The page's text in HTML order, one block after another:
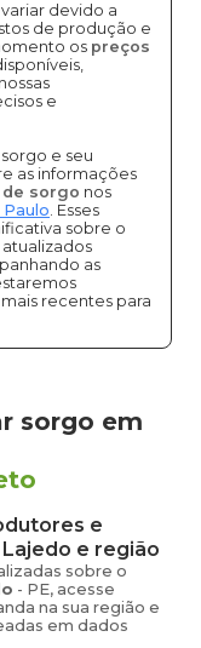
devido a
de produção e
os preços
e
e seu
as informações
de sorgo nos
Paulo. Esses
sobre o
atualizados
as
recentes para
sorgo em
e
Lajedo e região
sobre o
- PE, acesse
na sua região e
em dados